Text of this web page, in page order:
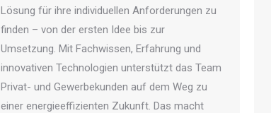
Lösung für ihre individuellen Anforderungen zu
finden – von der ersten Idee bis zur
Umsetzung. Mit Fachwissen, Erfahrung und
innovativen Technologien unterstützt das Team
Privat- und Gewerbekunden auf dem Weg zu
einer energieeffizienten Zukunft. Das macht